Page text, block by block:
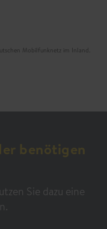
Mobilfunknetz im Inland.
benötigen
Sie dazu eine